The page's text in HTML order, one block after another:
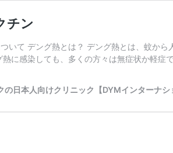
チン
いて デング熱とは？ デング熱とは、蚊か
熱に感染しても、多くの方々は無症状か軽
の日本人向けクリニック【DYMインターナ